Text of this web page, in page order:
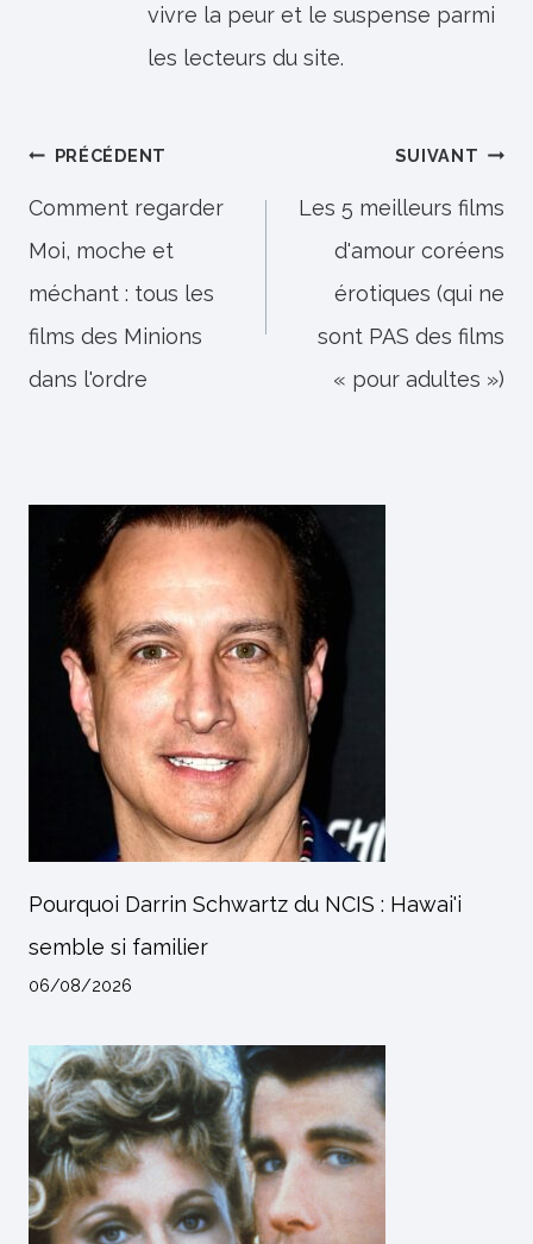
vivre la peur et le suspense parmi
les lecteurs du site.
Navigation
de
l’article
PRÉCÉDENT
Comment regarder
Moi, moche et
méchant : tous les
films des Minions
dans l'ordre
SUIVANT
Les 5 meilleurs films
d'amour coréens
érotiques (qui ne
sont PAS des films
« pour adultes »)
Pourquoi Darrin Schwartz du NCIS : Hawai'i
semble si familier
06/08/2026